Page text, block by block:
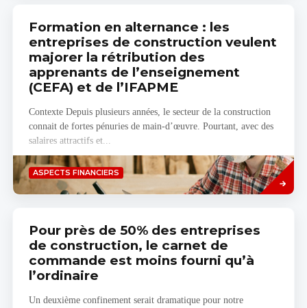
Formation en alternance : les
entreprises de construction veulent
majorer la rétribution des
apprenants de l’enseignement
(CEFA) et de l’IFAPME
Contexte Depuis plusieurs années, le secteur de la construction
connait de fortes pénuries de main-d’œuvre. Pourtant, avec des
salaires attractifs et...
ASPECTS FINANCIERS
Savoir
plus
Pour près de 50% des entreprises
de construction, le carnet de
commande est moins fourni qu’à
l’ordinaire
Un deuxième confinement serait dramatique pour notre